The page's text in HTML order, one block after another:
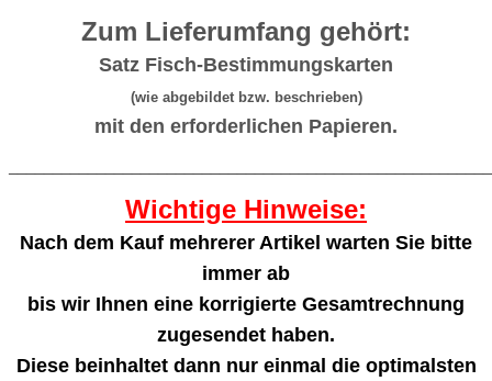
Zum Lieferumfang gehört:
Satz Fisch-Bestimmungskarten
(wie abgebildet bzw. beschrieben)
mit den erforderlichen Papieren.
Wichtige Hinweise:
Nach dem Kauf mehrerer Artikel warten Sie bitte
immer ab
bis wir Ihnen eine korrigierte Gesamtrechnung
zugesendet haben.
Diese beinhaltet dann nur einmal die optimalsten